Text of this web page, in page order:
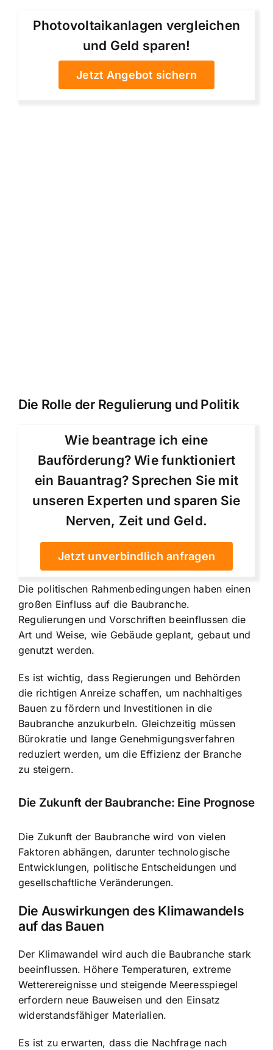
Photovoltaikanlagen vergleichen
und Geld sparen!
Jetzt Angebot sichern
Die Rolle der Regulierung und Politik
Wie beantrage ich eine
Bauförderung? Wie funktioniert
ein Bauantrag? Sprechen Sie mit
unseren Experten und sparen Sie
Nerven, Zeit und Geld.
Jetzt unverbindlich anfragen
Die politischen Rahmenbedingungen haben einen
großen Einfluss auf die Baubranche.
Regulierungen und Vorschriften beeinflussen die
Art und Weise, wie Gebäude geplant, gebaut und
genutzt werden.
Es ist wichtig, dass Regierungen und Behörden
die richtigen Anreize schaffen, um nachhaltiges
Bauen zu fördern und Investitionen in die
Baubranche anzukurbeln. Gleichzeitig müssen
Bürokratie und lange Genehmigungsverfahren
reduziert werden, um die Effizienz der Branche
zu steigern.
Die Zukunft der Baubranche: Eine Prognose
Die Zukunft der Baubranche wird von vielen
Faktoren abhängen, darunter technologische
Entwicklungen, politische Entscheidungen und
gesellschaftliche Veränderungen.
Die Auswirkungen des Klimawandels
auf das Bauen
Der Klimawandel wird auch die Baubranche stark
beeinflussen. Höhere Temperaturen, extreme
Wetterereignisse und steigende Meeresspiegel
erfordern neue Bauweisen und den Einsatz
widerstandsfähiger Materialien.
Es ist zu erwarten, dass die Nachfrage nach